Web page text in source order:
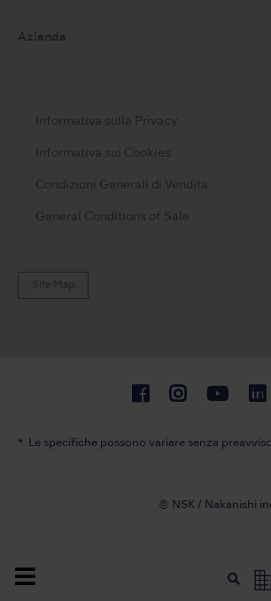
Azienda
Informativa sulla Privacy
Informativa sui Cookies
Condizioni Generali di Vendita
General Conditions of Sale
Site Map
Le specifiche possono variare senza
© NSK / Nakanishi